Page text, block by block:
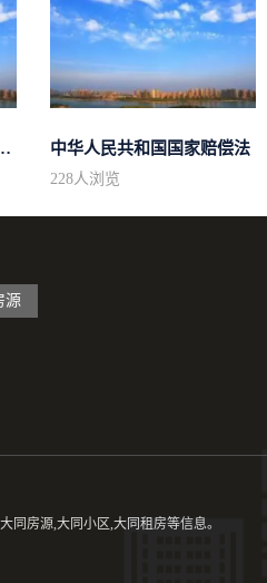
市维护建设税法 中华人民共和国国家赔偿法
228人浏览
源
同房源,大同小区,大同租房等信息。